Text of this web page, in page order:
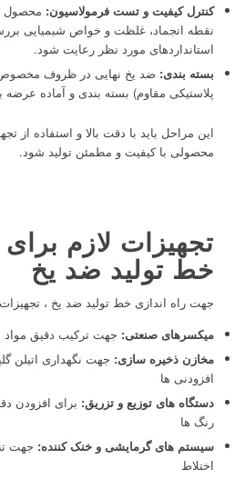
کنترل کیفیت و تست فرمولاسیون: محصول
نقطه انجماد، غلظت و خواص شیمیایی
استانداردهای مورد نظر رعایت شود.
بسته بندی: ضد یخ نهایی در ظروف
پلاستیکی مقاوم) بسته بندی و آماده عرضه
این مراحل باید با دقت بالا و استفاده از
محصولی با کیفیت و مطمئن تولید شود.
تجهیزات لازم برای
خط تولید ضد یخ
جهت راه اندازی خط تولید ضد یخ ،
میکسرهای صنعتی: جهت ترکیب دقیق مواد
مخازن ذخیره سازی: جهت نگهداری اتیلن
افزودنی ها
دستگاه های توزیع و تزریق: برای افزودن
رنگ ها
سیستم های گرمایشی و خنک کننده: جهت
اختلاط